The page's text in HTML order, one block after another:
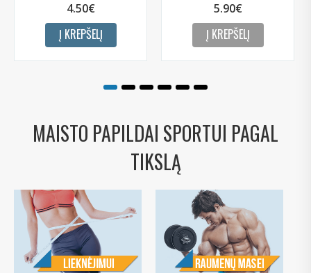
4.50€
Į KREPŠELĮ
5.90€
Į KREPŠELĮ
MAISTO PAPILDAI SPORTUI PAGAL
TIKSLĄ